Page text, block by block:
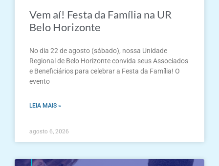
Vem aí! Festa da Família na UR
Belo Horizonte
No dia 22 de agosto (sábado), nossa Unidade
Regional de Belo Horizonte convida seus Associados
e Beneficiários para celebrar a Festa da Família! O
evento
LEIA MAIS »
agosto 6, 2026